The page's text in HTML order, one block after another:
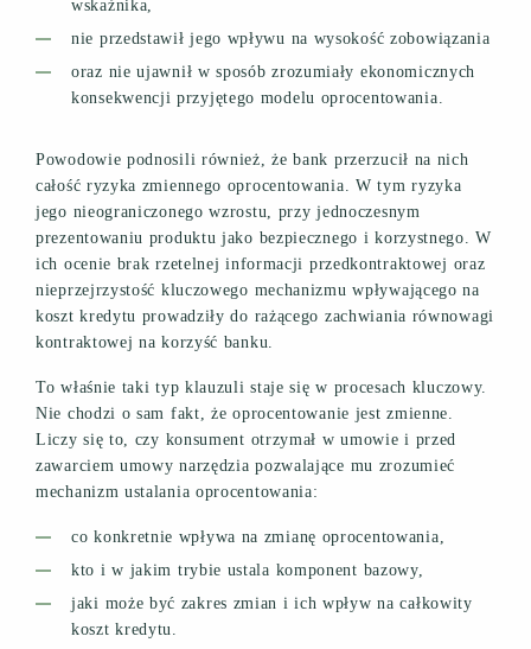
wskaźnika,
nie przedstawił jego wpływu na wysokość zobowiązania
oraz nie ujawnił w sposób zrozumiały ekonomicznych
konsekwencji przyjętego modelu oprocentowania.
Powodowie podnosili również, że bank przerzucił na nich
całość ryzyka zmiennego oprocentowania. W tym ryzyka
jego nieograniczonego wzrostu, przy jednoczesnym
prezentowaniu produktu jako bezpiecznego i korzystnego. W
ich ocenie brak rzetelnej informacji przedkontraktowej oraz
nieprzejrzystość kluczowego mechanizmu wpływającego na
koszt kredytu prowadziły do rażącego zachwiania równowagi
kontraktowej na korzyść banku.
To właśnie taki typ klauzuli staje się w procesach kluczowy.
Nie chodzi o sam fakt, że oprocentowanie jest zmienne.
Liczy się to, czy konsument otrzymał w umowie i przed
zawarciem umowy narzędzia pozwalające mu zrozumieć
mechanizm ustalania oprocentowania:
co konkretnie wpływa na zmianę oprocentowania,
kto i w jakim trybie ustala komponent bazowy,
jaki może być zakres zmian i ich wpływ na całkowity
koszt kredytu.